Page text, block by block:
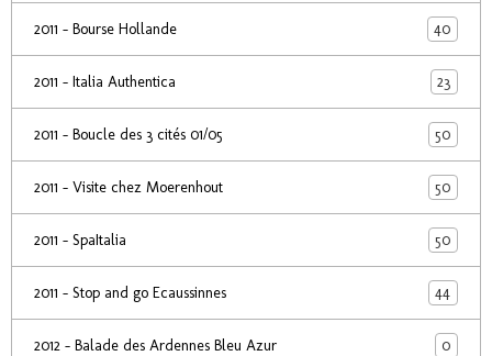
2011 - Bourse Hollande 40
2011 - Italia Authentica 23
2011 - Boucle des 3 cités 01/05 50
2011 - Visite chez Moerenhout 50
2011 - SpaItalia 50
2011 - Stop and go Ecaussinnes 44
2012 - Balade des Ardennes Bleu Azur 0